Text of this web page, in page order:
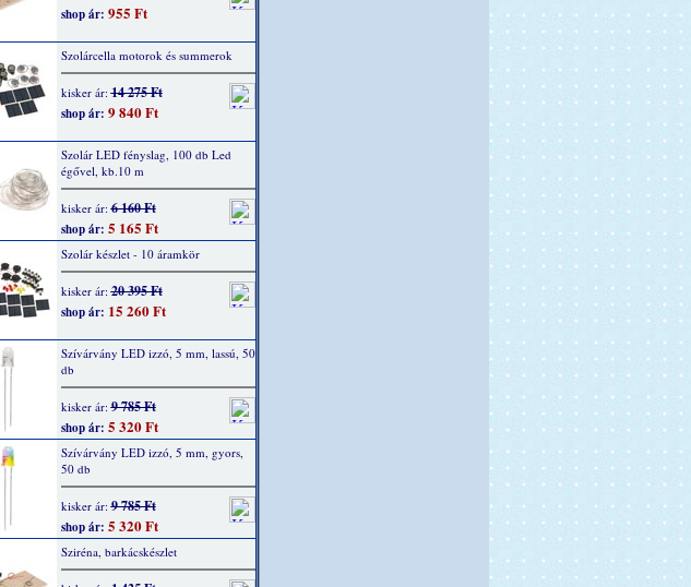
shop ár: 955 Ft
Szolárcella motorok és summerok
kisker ár:14 275 Ft
shop ár: 9 840 Ft
Szolár LED fényslag, 100 db Led
égővel, kb.10 m
kisker ár:6 160 Ft
shop ár: 5 165 Ft
Szolár készlet - 10 áramkör
kisker ár:20 395 Ft
shop ár: 15 260 Ft
Szívárvány LED izzó, 5 mm, lassú, 50
db
kisker ár:9 785 Ft
shop ár: 5 320 Ft
Szívárvány LED izzó, 5 mm, gyors,
50 db
kisker ár:9 785 Ft
shop ár: 5 320 Ft
Sziréna, barkácskészlet